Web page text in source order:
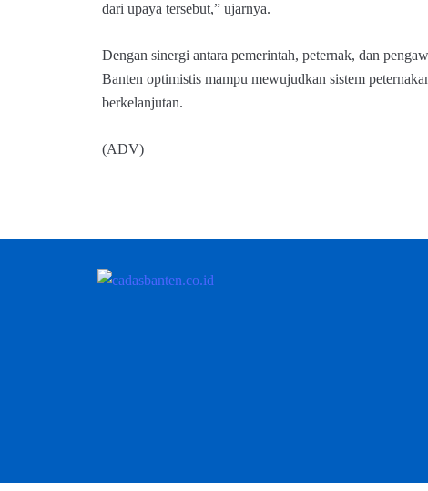
dari upaya tersebut,” ujarnya.
Dengan sinergi antara pemerintah, peternak, dan
Banten optimistis mampu mewujudkan sistem
berkelanjutan.
(ADV)